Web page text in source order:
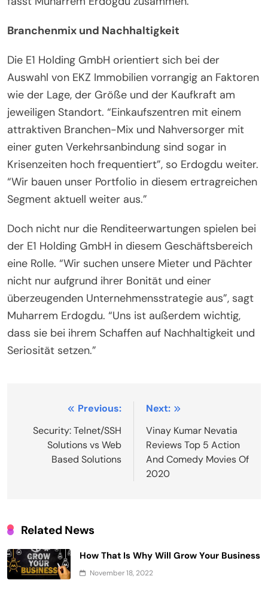
Branchenmix und Nachhaltigkeit
Die E1 Holding GmbH orientiert sich bei der
Auswahl von EKZ Immobilien vorrangig an Faktoren
wie der Lage, der Größe und der Kaufkraft am
jeweiligen Standort. “Einkaufszentren mit einem
attraktiven Branchen-Mix und Nahversorger mit
einer guten Verkehrsanbindung sind sogar in
Krisenzeiten hoch frequentiert”, so Erdogdu weiter.
“Wir bauen unser Portfolio in diesem ertragreichen
Segment aktuell weiter aus.”
Doch nicht nur die Renditeerwartungen spielen bei
der E1 Holding GmbH in diesem Geschäftsbereich
eine Rolle. “Wir suchen unsere Mieter und Pächter
nicht nur aufgrund ihrer Bonität und einer
überzeugenden Unternehmensstrategie aus”, sagt
Muharrem Erdogdu. “Uns ist außerdem wichtig,
dass sie bei ihrem Schaffen auf Nachhaltigkeit und
Seriosität setzen.”
navigation
Previous:
Security: Telnet/SSH
Solutions vs Web
Based Solutions
Next:
Vinay Kumar Nevatia
Reviews Top 5 Action
And Comedy Movies Of
2020
Related News
How That Is Why Will Grow Your Business
November 18, 2022